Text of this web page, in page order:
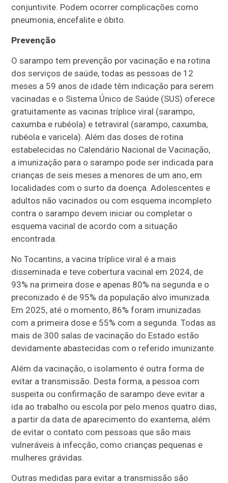
conjuntivite. Podem ocorrer complicações como
pneumonia, encefalite e óbito.
Prevenção
O sarampo tem prevenção por vacinação e na rotina
dos serviços de saúde, todas as pessoas de 12
meses a 59 anos de idade têm indicação para serem
vacinadas e o Sistema Único de Saúde (SUS) oferece
gratuitamente as vacinas tríplice viral (sarampo,
caxumba e rubéola) e tetraviral (sarampo, caxumba,
rubéola e varicela). Além das doses de rotina
estabelecidas no Calendário Nacional de Vacinação,
a imunização para o sarampo pode ser indicada para
crianças de seis meses a menores de um ano, em
localidades com o surto da doença. Adolescentes e
adultos não vacinados ou com esquema incompleto
contra o sarampo devem iniciar ou completar o
esquema vacinal de acordo com a situação
encontrada.
No Tocantins, a vacina tríplice viral é a mais
disseminada e teve cobertura vacinal em 2024, de
93% na primeira dose e apenas 80% na segunda e o
preconizado é de 95% da população alvo imunizada.
Em 2025, até o momento, 86% foram imunizadas
com a primeira dose e 55% com a segunda. Todas as
mais de 300 salas de vacinação do Estado estão
devidamente abastecidas com o referido imunizante.
Além da vacinação, o isolamento é outra forma de
evitar a transmissão. Desta forma, a pessoa com
suspeita ou confirmação de sarampo deve evitar a
ida ao trabalho ou escola por pelo menos quatro dias,
a partir da data de aparecimento do exantema, além
de evitar o contato com pessoas que são mais
vulneráveis à infecção, como crianças pequenas e
mulheres grávidas.
Outras medidas para evitar a transmissão são